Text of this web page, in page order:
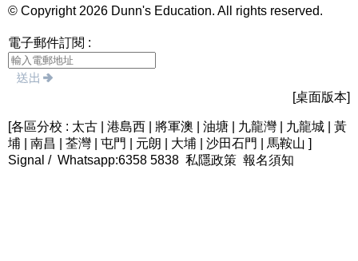
© Copyright 2026 Dunn's Education. All rights reserved.
電子郵件訂閱 :
[桌面版本]
[各區分校 : 太古 | 港島西 | 將軍澳 | 油塘 | 九龍灣 | 九龍城 | 黃
埔 | 南昌 | 荃灣 | 屯門 | 元朗 | 大埔 | 沙田石門 | 馬鞍山 ]
Signal / Whatsapp:6358 5838 私隱政策 報名須知